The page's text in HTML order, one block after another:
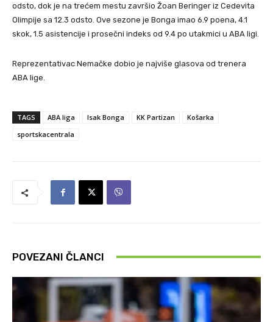
odsto, dok je na trećem mestu završio Žoan Beringer iz Cedevita
Olimpije sa 12.3 odsto. Ove sezone je Bonga imao 6.9 poena, 4.1
skok, 1.5 asistencije i prosečni indeks od 9.4 po utakmici u ABA ligi.
Reprezentativac Nemačke dobio je najviše glasova od trenera
ABA lige.
TAGS ABA liga Isak Bonga KK Partizan
Košarka
sportskacentrala
POVEZANI ČLANCI